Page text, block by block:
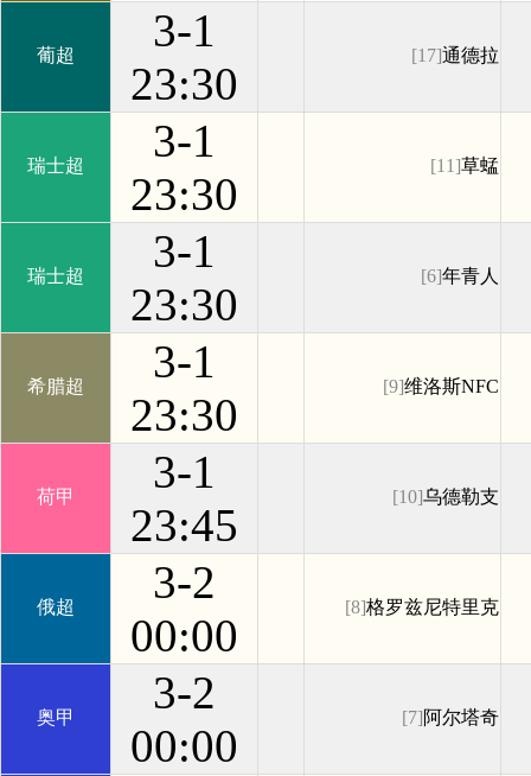
葡超
3-1
23:30
[17]通德拉
瑞士超
3-1
23:30
[11]草蜢
瑞士超
3-1
23:30
[6]年青人
希腊超
3-1
23:30
[9]维洛斯NFC
荷甲
3-1
23:45
[10]乌德勒支
俄超
3-2
00:00
[8]格罗兹尼特里克
奥甲
3-2
00:00
[7]阿尔塔奇